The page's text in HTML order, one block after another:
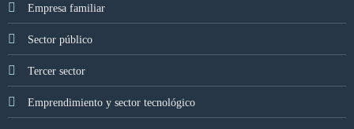
Empresa familiar
Sector público
Tercer sector
Emprendimiento y sector tecnológico